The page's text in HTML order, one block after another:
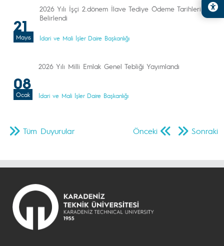
21
Mayıs
2026 Yılı İşçi 2.dönem İlave Tediye Ödeme Tarihleri
Belirlendi
İdari ve Mali İşler Daire Başkanlığı
08
Ocak
2026 Yılı Milli Emlak Genel Tebliği Yayımlandı
İdari ve Mali İşler Daire Başkanlığı
Önceki Sonraki
Tüm Duyurular